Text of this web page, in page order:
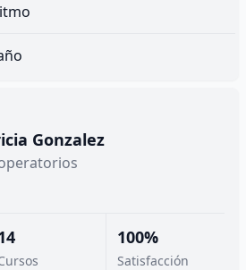
Gonzalez
100%
Satisfacción